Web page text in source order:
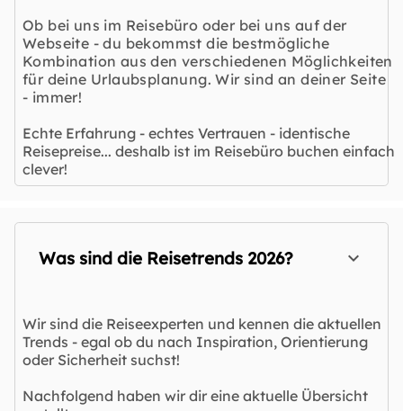
Ob bei uns im Reisebüro oder bei uns auf der
Webseite - du bekommst die bestmögliche
Kombination aus den verschiedenen Möglichkeiten
für deine Urlaubsplanung. Wir sind an deiner Seite
- immer!
Echte Erfahrung - echtes Vertrauen - identische
Reisepreise... deshalb ist im Reisebüro buchen einfach
clever!
Was sind die Reisetrends 2026?
Wir sind die Reiseexperten und kennen die aktuellen
Trends - egal ob du nach Inspiration, Orientierung
oder Sicherheit suchst!
Nachfolgend haben wir dir eine aktuelle Übersicht